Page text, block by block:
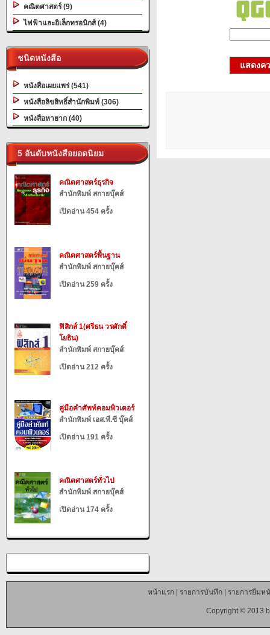
คณิตศาสตร์ (9)
ไฟฟ้าและอิเล็กทรอนิกส์ (4)
ชนิดหนังสือ
หนังสือเผยแพร่ (541)
หนังสือลิขสิทธิ์สำนักพิมพ์ (306)
หนังสือหายาก (40)
5 อันดับหนังสือยอดนิยม
คณิตศาสตร์ธุรกิจ
สำนักพิมพ์ สกายบุ๊คส์
เปิดอ่าน 454 ครั้ง
คณิตศาสตร์พื้นฐาน
สำนักพิมพ์ สกายบุ๊คส์
เปิดอ่าน 259 ครั้ง
ฟิสิกส์ 1(ศรีธน วรศักดิ์
โยธิน)
สำนักพิมพ์ สกายบุ๊คส์
เปิดอ่าน 212 ครั้ง
คู่มือคำศัพท์คอมพิวเตอร์
สำนักพิมพ์ เอส.พี.ซี บุ๊คส์
เปิดอ่าน 191 ครั้ง
คณิตศาสตร์ทั่วไป
สำนักพิมพ์ สกายบุ๊คส์
เปิดอ่าน 174 ครั้ง
แสดงค
หน้าแรก| รายการบันทึก| รายการยืมห
Copyright © 2013